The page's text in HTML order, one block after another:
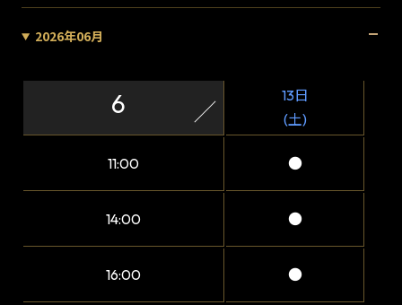
2026年06月
6
13日
(土)
11:00 ●
14:00 ●
16:00 ●